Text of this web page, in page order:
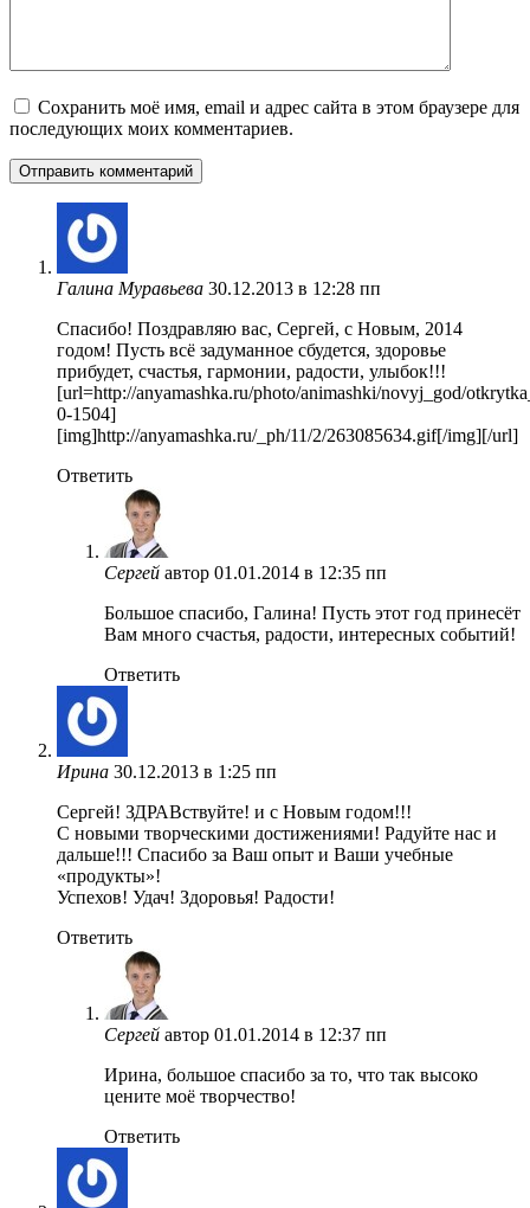
Сохранить моё имя, email и адрес сайта в этом браузере для
последующих моих комментариев.
Галина Муравьева 30.12.2013 в 12:28 пп
Спасибо! Поздравляю вас, Сергей, с Новым, 2014
годом! Пусть всё задуманное сбудется, здоровье
прибудет, счастья, гармонии, радости, улыбок!!!
[url=http://anyamashka.ru/photo/animashki/novyj_god/
0-1504]
[img]http://anyamashka.ru/_ph/11/2/263085634.gif[/img][/url]
Ответить
Сергей автор 01.01.2014 в 12:35 пп
Большое спасибо, Галина! Пусть этот год принесёт
Вам много счастья, радости, интересных событий!
Ответить
Ирина 30.12.2013 в 1:25 пп
Сергей! ЗДРАВствуйте! и с Новым годом!!!
С новыми творческими достижениями! Радуйте нас и
дальше!!! Спасибо за Ваш опыт и Ваши учебные
«продукты»!
Успехов! Удач! Здоровья! Радости!
Ответить
Сергей автор 01.01.2014 в 12:37 пп
Ирина, большое спасибо за то, что так высоко
цените моё творчество!
Ответить